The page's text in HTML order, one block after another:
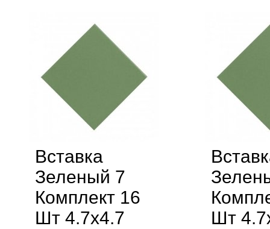
Вставка
Зеленый 7
Комплект 16
Шт 4.7x4.7
Шт